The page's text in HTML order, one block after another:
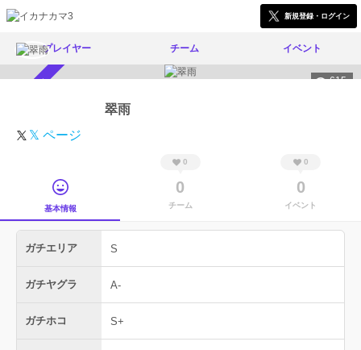
新規登録・ログイン
プレイヤー チーム イベント
615
翠雨
𝕏 ページ
基本情報
0
0
チーム
0
0
イベント
ガチエリア S
ガチヤグラ A-
ガチホコ S+